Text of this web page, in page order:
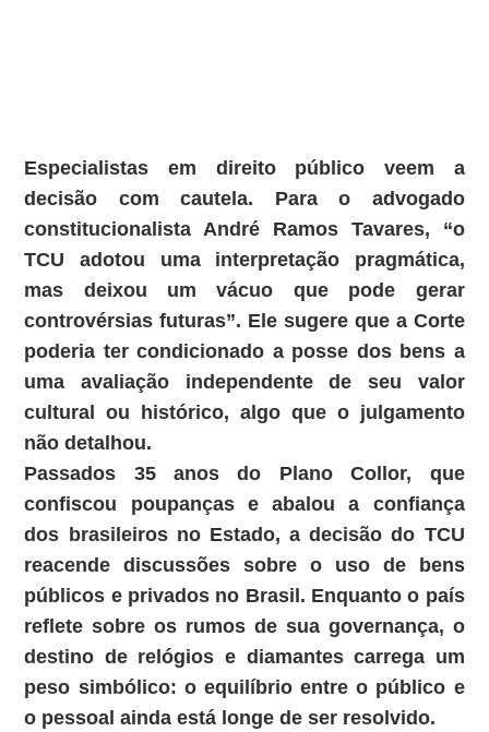
Especialistas em direito público veem a
decisão com cautela. Para o advogado
constitucionalista André Ramos Tavares, “o
TCU adotou uma interpretação pragmática,
mas deixou um vácuo que pode gerar
controvérsias futuras”. Ele sugere que a Corte
poderia ter condicionado a posse dos bens a
uma avaliação independente de seu valor
cultural ou histórico, algo que o julgamento
não detalhou.
Passados 35 anos do Plano Collor, que
confiscou poupanças e abalou a confiança
dos brasileiros no Estado, a decisão do TCU
reacende discussões sobre o uso de bens
públicos e privados no Brasil. Enquanto o país
reflete sobre os rumos de sua governança, o
destino de relógios e diamantes carrega um
peso simbólico: o equilíbrio entre o público e
o pessoal ainda está longe de ser resolvido.